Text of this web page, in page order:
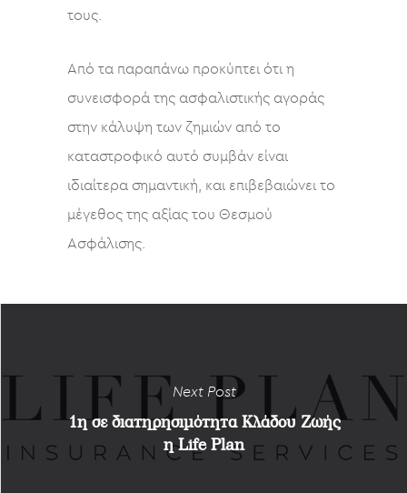
τους.
Από τα παραπάνω προκύπτει ότι η
συνεισφορά της ασφαλιστικής αγοράς
στην κάλυψη των ζημιών από το
καταστροφικό αυτό συμβάν είναι
ιδιαίτερα σημαντική, και επιβεβαιώνει το
μέγεθος της αξίας του Θεσμού
Ασφάλισης.
Next Post
1η σε διατηρησιμότητα Κλάδου Ζωής
η Life Plan